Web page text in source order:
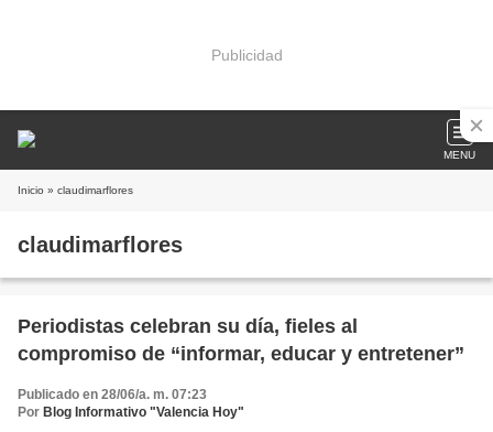
Publicidad
MENU
Inicio » claudimarflores
claudimarflores
Periodistas celebran su día, fieles al
compromiso de “informar, educar y entretener”
Publicado en 28/06/a. m. 07:23
Por Blog Informativo "Valencia Hoy"